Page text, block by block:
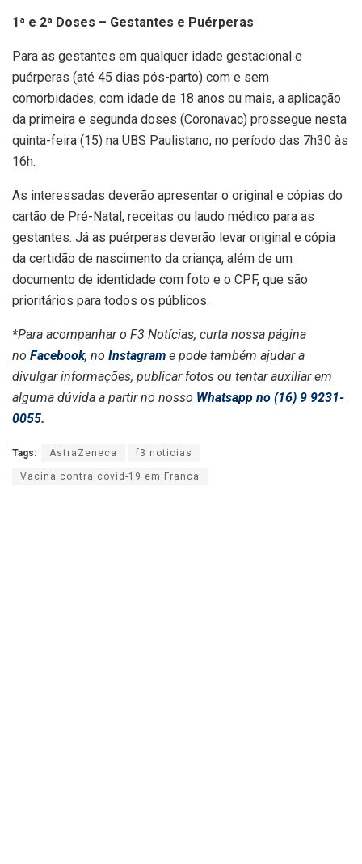
1ª e 2ª Doses – Gestantes e Puérperas
Para as gestantes em qualquer idade gestacional e
puérperas (até 45 dias pós-parto) com e sem
comorbidades, com idade de 18 anos ou mais, a aplicação
da primeira e segunda doses (Coronavac) prossegue nesta
quinta-feira (15) na UBS Paulistano, no período das 7h30 às
16h.
As interessadas deverão apresentar o original e cópias do
cartão de Pré-Natal, receitas ou laudo médico para as
gestantes. Já as puérperas deverão levar original e cópia
da certidão de nascimento da criança, além de um
documento de identidade com foto e o CPF, que são
prioritários para todos os públicos.
*Para acompanhar o F3 Notícias, curta nossa página
no Facebook, no Instagram e pode também ajudar a
divulgar informações, publicar fotos ou tentar auxiliar em
alguma dúvida a partir no nosso Whatsapp no (16) 9 9231-
0055.
Tags: AstraZeneca f3 noticias
Vacina contra covid-19 em Franca